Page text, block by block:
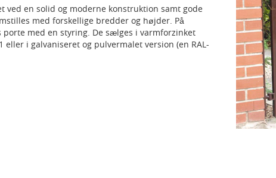
ved en solid og moderne konstruktion samt gode
med forskellige bredder og højder. På
med en styring. De sælges i varmforzinket
eller i galvaniseret og pulvermalet version (en RAL-